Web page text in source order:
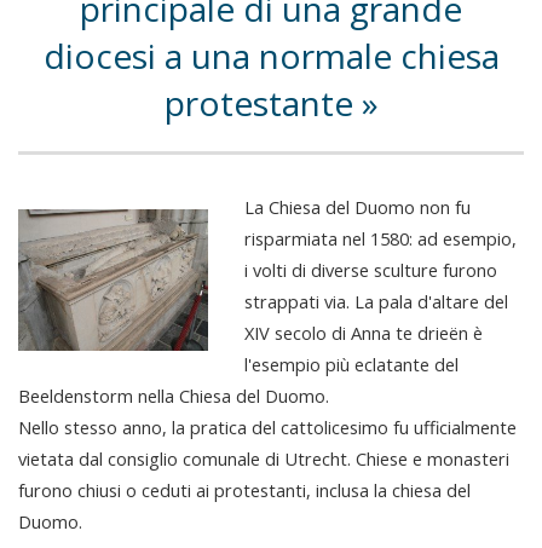
diocesi a una normale chiesa
protestante
La Chiesa del Duomo non fu
risparmiata nel 1580: ad esempio,
i volti di diverse sculture furono
strappati via. La pala d'altare del
XIV secolo di Anna te drieën è
l'esempio più eclatante del
Beeldenstorm nella Chiesa del Duomo.
Nello stesso anno, la pratica del cattolicesimo fu ufficialmente
vietata dal consiglio comunale di Utrecht. Chiese e monasteri
furono chiusi o ceduti ai protestanti, inclusa la chiesa del
Duomo.